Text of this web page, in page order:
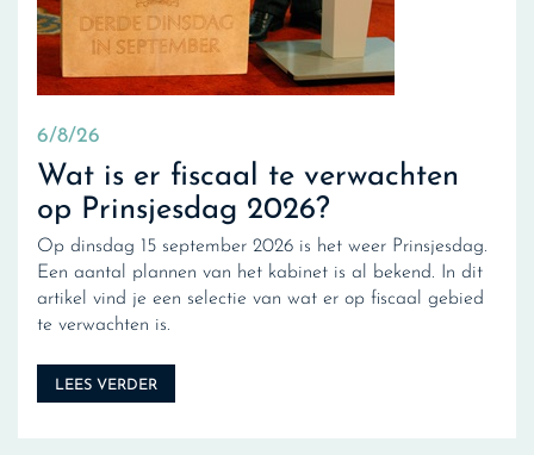
6/8/26
Wat is er fiscaal te verwachten
op Prinsjesdag 2026?
Op dinsdag 15 september 2026 is het weer Prinsjesdag.
Een aantal plannen van het kabinet is al bekend. In dit
artikel vind je een selectie van wat er op fiscaal gebied
te verwachten is.
LEES VERDER